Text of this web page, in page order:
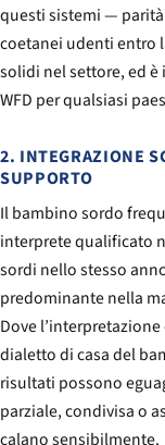
questi sistemi —
coetanei udenti entro
solidi nel settore, ed
WFD per qualsiasi
2. INTEGRAZIONE
SUPPORTO
Il bambino sordo
interprete qualificato
sordi nello stesso
predominante nella
Dove
dialetto di casa del
risultati possono
parziale, condivisa o
calano sensibilmente.